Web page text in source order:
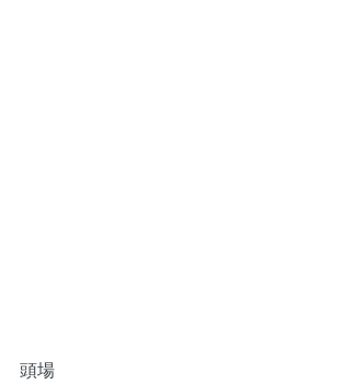
頭場